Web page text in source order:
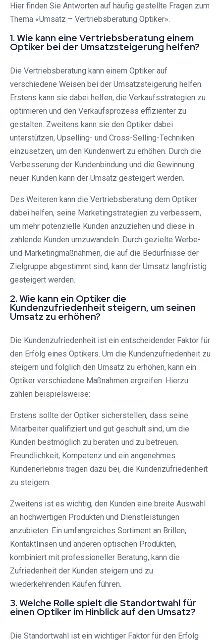
Hier finden Sie Antworten auf häufig gestellte Fragen zum
Thema «Umsatz – Vertriebsberatung Optiker».
1. Wie kann eine Vertriebsberatung einem
Optiker bei der Umsatzsteigerung helfen?
Die Vertriebsberatung kann einem Optiker auf
verschiedene Weisen bei der Umsatzsteigerung helfen.
Erstens kann sie dabei helfen, die Verkaufsstrategien zu
optimieren und den Verkaufsprozess effizienter zu
gestalten. Zweitens kann sie den Optiker dabei
unterstützen, Upselling- und Cross-Selling-Techniken
einzusetzen, um den Kundenwert zu erhöhen. Durch die
Verbesserung der Kundenbindung und die Gewinnung
neuer Kunden kann der Umsatz gesteigert werden.
Des Weiteren kann die Vertriebsberatung dem Optiker
dabei helfen, seine Marketingstrategien zu verbessern,
um mehr potenzielle Kunden anzuziehen und diese in
zahlende Kunden umzuwandeln. Durch gezielte Werbe-
und Marketingmaßnahmen, die auf die Bedürfnisse der
Zielgruppe abgestimmt sind, kann der Umsatz langfristig
gesteigert werden.
2. Wie kann ein Optiker die
Kundenzufriedenheit steigern, um seinen
Umsatz zu erhöhen?
Die Kundenzufriedenheit ist ein entscheidender Faktor für
den Erfolg eines Optikers. Um die Kundenzufriedenheit zu
steigern und folglich den Umsatz zu erhöhen, kann ein
Optiker verschiedene Maßnahmen ergreifen. Hierzu
zählen beispielsweise:
Erstens sollte der Optiker sicherstellen, dass seine
Mitarbeiter qualifiziert und gut geschult sind, um die
Kunden bestmöglich zu beraten und zu betreuen.
Freundlichkeit, Kompetenz und ein angenehmes
Kundenerlebnis tragen dazu bei, die Kundenzufriedenheit
zu steigern.
Zweitens ist es wichtig, den Kunden eine breite Auswahl
an hochwertigen Produkten und Dienstleistungen
anzubieten. Ein umfangreiches Sortiment an Brillen,
Kontaktlinsen und anderen optischen Produkten,
kombiniert mit professioneller Beratung, kann die
Zufriedenheit der Kunden steigern und zu
wiederkehrenden Käufen führen.
3. Welche Rolle spielt die Standortwahl für
einen Optiker im Hinblick auf den Umsatz?
Die Standortwahl ist ein wichtiger Faktor für den Erfolg